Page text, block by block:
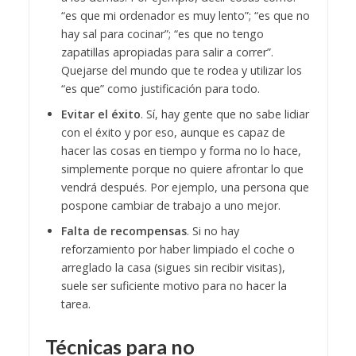
“es que mi ordenador es muy lento”; “es que no
hay sal para cocinar”; “es que no tengo
zapatillas apropiadas para salir a correr”.
Quejarse del mundo que te rodea y utilizar los
“es que” como justificación para todo.
Evitar el éxito. Sí, hay gente que no sabe lidiar
con el éxito y por eso, aunque es capaz de
hacer las cosas en tiempo y forma no lo hace,
simplemente porque no quiere afrontar lo que
vendrá después. Por ejemplo, una persona que
pospone cambiar de trabajo a uno mejor.
Falta de recompensas. Si no hay
reforzamiento por haber limpiado el coche o
arreglado la casa (sigues sin recibir visitas),
suele ser suficiente motivo para no hacer la
tarea.
Técnicas para no